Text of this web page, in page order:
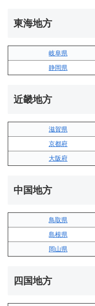
東海地方
岐阜県
静岡県
近畿地方
滋賀県
京都府
大阪府
中国地方
鳥取県
島根県
岡山県
四国地方